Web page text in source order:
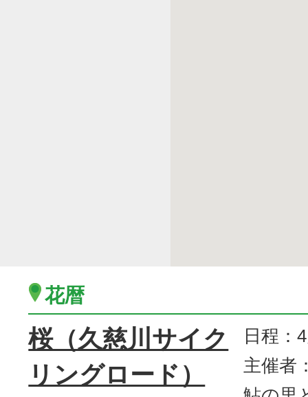
花暦
桜（久慈川サイク
リングロード）
日程：
主催者